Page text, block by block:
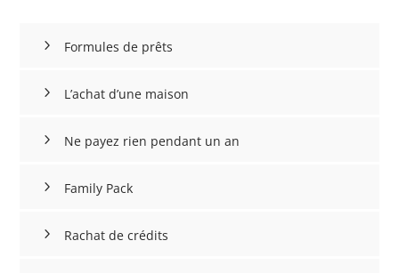
Formules de prêts
L’achat d’une maison
Ne payez rien pendant un an
Family Pack
Rachat de crédits